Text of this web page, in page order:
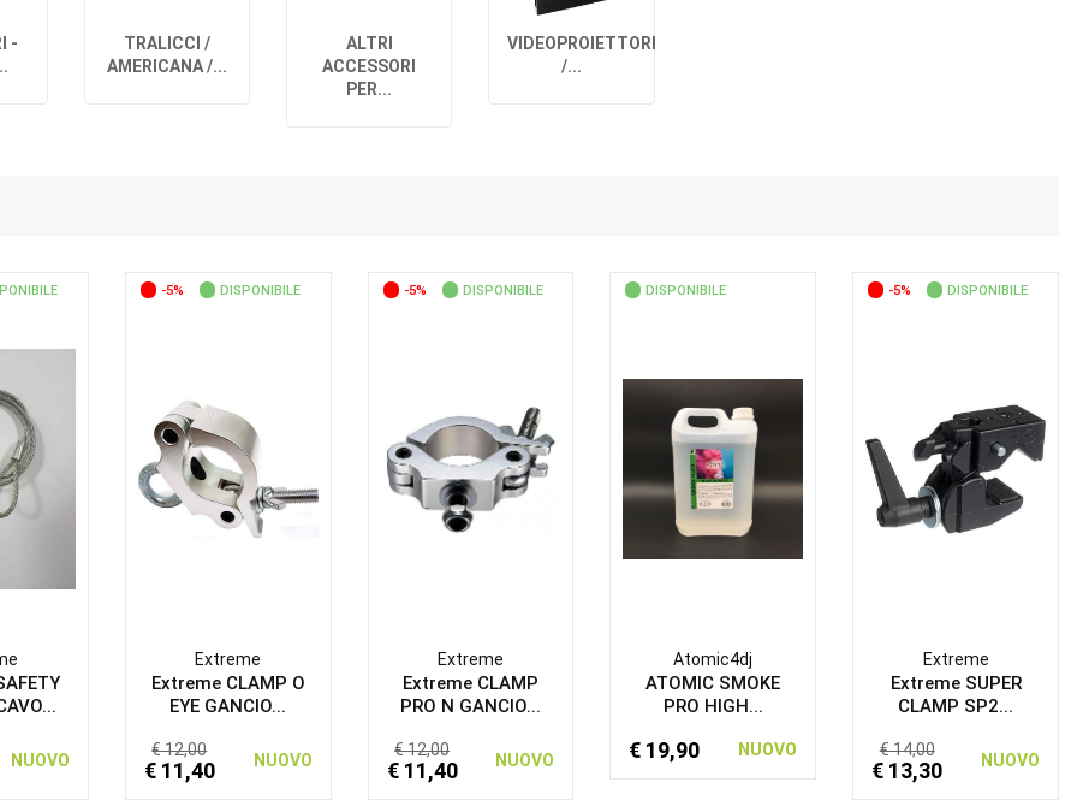
-
TRALICCI /
AMERICANA /...
ALTRI
ACCESSORI
PER...
VIDEOPROIETTORI
/...
NUOVO
-5% DISPONIBILE
Extreme
Extreme CLAMP O
EYE GANCIO...
€ 12,00
€ 11,40 NUOVO
-5% DISPONIBILE
Extreme
Extreme CLAMP
PRO N GANCIO...
€ 12,00
€ 11,40 NUOVO
DISPONIBILE
Atomic4dj
ATOMIC SMOKE
PRO HIGH...
€ 19,90 NUOVO
-5% DISPONIBILE
Extreme
Extreme SUPER
CLAMP SP2...
€ 14,00
€ 13,30 NUOVO